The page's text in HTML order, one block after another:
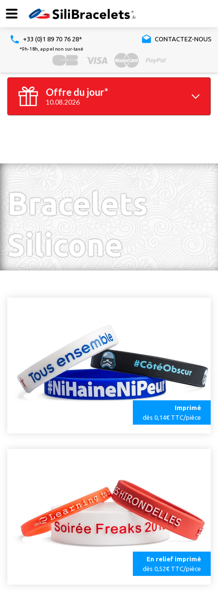
+33 (0)1 89 70 76 28* CONTACTEZ-NOUS
*9h-18h, appel non sur-taxé
Offre du jour*
10.08.2026
100 braceletsGRATUITS*
Bracelets
Silicone
Imprimé
dès 0,14€ TTC/pièce
En relief imprimé
dès 0,52€ TTC/pièce